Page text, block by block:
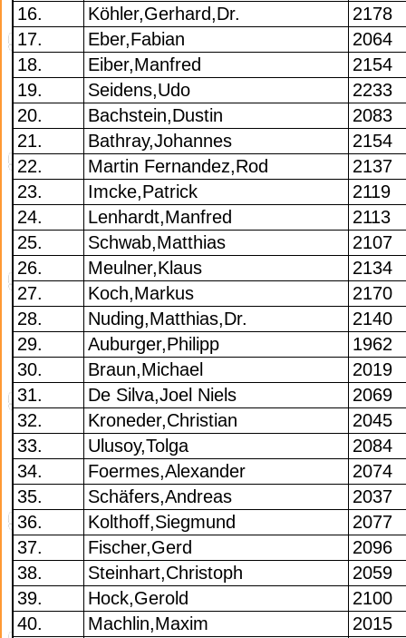
16.
Köhler,Gerhard,Dr.
2178
17.
Eber,Fabian
2064
18.
Eiber,Manfred
2154
19.
Seidens,Udo
2233
20.
Bachstein,Dustin
2083
21.
Bathray,Johannes
2154
22.
Martin Fernandez,Rod
2137
23.
Imcke,Patrick
2119
24.
Lenhardt,Manfred
2113
25.
Schwab,Matthias
2107
26.
Meulner,Klaus
2134
27.
Koch,Markus
2170
28.
Nuding,Matthias,Dr.
2140
29.
Auburger,Philipp
1962
30.
Braun,Michael
2019
31.
De Silva,Joel Niels
2069
32.
Kroneder,Christian
2045
33.
Ulusoy,Tolga
2084
34.
Foermes,Alexander
2074
35.
Schäfers,Andreas
2037
36.
Kolthoff,Siegmund
2077
37.
Fischer,Gerd
2096
38.
Steinhart,Christoph
2059
39.
Hock,Gerold
2100
40.
Machlin,Maxim
2015